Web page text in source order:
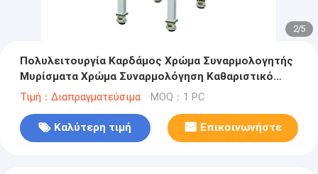
2/5
Πολυλειτουργία Καρδάμος Χρώμα Συναρμολογητής
Μυρίσματα Χρώμα Συναρμολόγηση Καθαριστικό
Μηχανικό
Τιμή：Διαπραγματεύσιμα MOQ：1 PC
Καλύτερη τιμή Επικοινωνήστε